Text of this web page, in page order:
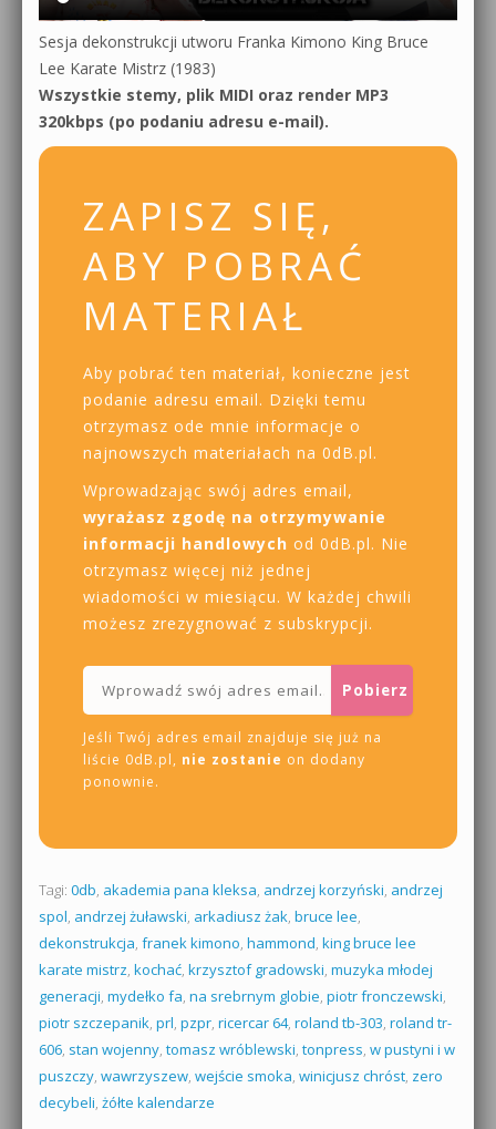
Sesja dekonstrukcji utworu Franka Kimono King Bruce
Lee Karate Mistrz (1983)
Wszystkie stemy, plik MIDI oraz render MP3
320kbps (po podaniu adresu e-mail).
ZAPISZ SIĘ,
ABY POBRAĆ
MATERIAŁ
Aby pobrać ten materiał, konieczne jest
podanie adresu email. Dzięki temu
otrzymasz ode mnie informacje o
najnowszych materiałach na 0dB.pl.
Wprowadzając swój adres email,
wyrażasz zgodę na otrzymywanie
informacji handlowych od 0dB.pl. Nie
otrzymasz więcej niż jednej
wiadomości w miesiącu. W każdej chwili
możesz zrezygnować z subskrypcji.
Jeśli Twój adres email znajduje się już na
liście 0dB.pl, nie zostanie on dodany
ponownie.
Tagi: 0db, akademia pana kleksa, andrzej korzyński, andrzej
spol, andrzej żuławski, arkadiusz żak, bruce lee,
dekonstrukcja, franek kimono, hammond, king bruce lee
karate mistrz, kochać, krzysztof gradowski, muzyka młodej
generacji, mydełko fa, na srebrnym globie, piotr fronczewski,
piotr szczepanik, prl, pzpr, ricercar 64, roland tb-303, roland tr-
606, stan wojenny, tomasz wróblewski, tonpress, w pustyni i w
puszczy, wawrzyszew, wejście smoka, winicjusz chróst, zero
decybeli, żółte kalendarze